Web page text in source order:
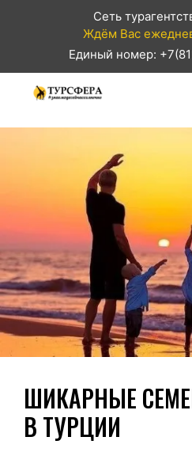
Сеть
Ждём Вас
Единый номер:
ШИКАРНЫЕ
В ТУРЦИИ